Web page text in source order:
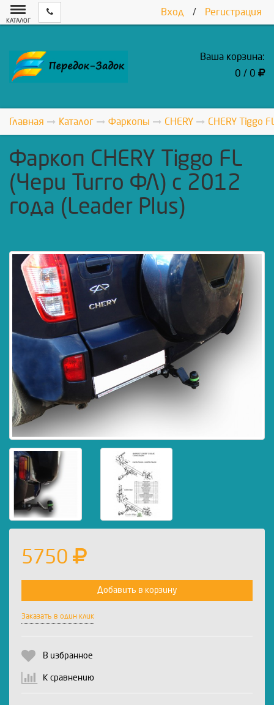
Вход / Регистрация
КАТАЛОГ
Ваша корзина:
0 / 0
Главная Каталог Фаркопы CHERY CHERY Tiggo
Фаркоп СHERY Tiggo FL
(Чери Тигго ФЛ) c 2012
года (Leader Plus)
5750
Добавить в корзину
Заказать в один клик
В избранное
К сравнению